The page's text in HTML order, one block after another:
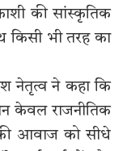
की सांस्कृतिक
किसी भी तरह का
नेतृत्व ने कहा कि
केवल राजनीतिक
की आवाज को सीधे